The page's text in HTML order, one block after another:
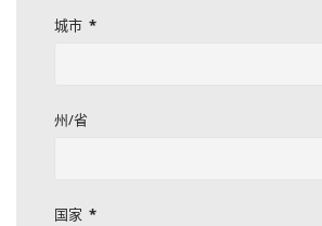
城市 *
州/省
国家 *